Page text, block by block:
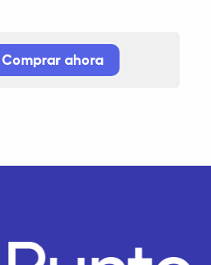
Comprar ahora